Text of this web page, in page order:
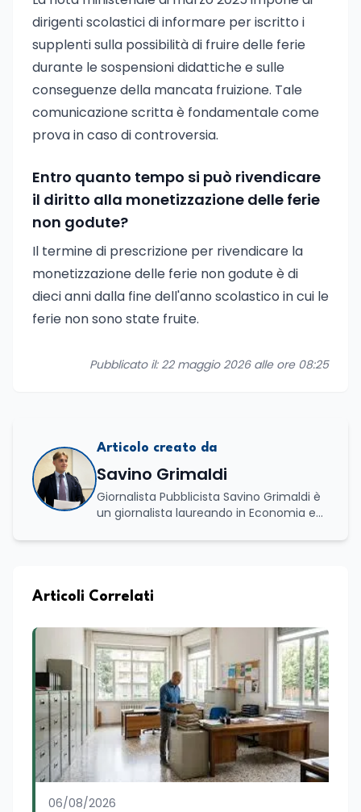
dirigenti scolastici di informare per iscritto i
supplenti sulla possibilità di fruire delle ferie
durante le sospensioni didattiche e sulle
conseguenze della mancata fruizione. Tale
comunicazione scritta è fondamentale come
prova in caso di controversia.
Entro quanto tempo si può rivendicare
il diritto alla monetizzazione delle ferie
non godute?
Il termine di prescrizione per rivendicare la
monetizzazione delle ferie non godute è di
dieci anni dalla fine dell'anno scolastico in cui le
ferie non sono state fruite.
Pubblicato il: 22 maggio 2026 alle ore 08:25
Articolo creato da
Savino Grimaldi
Giornalista Pubblicista Savino Grimaldi è
un giornalista laureando in Economia e
maturata nel settore della formazione.
professionale, distinguendosi per una
attive del lavoro e delle dinamiche che
legano istruzione, occupazione e
sviluppo delle competenze. Alla
preparazione economica e professionale
affianca una grande passione per la
lettura e per il giornalismo, che ne
arricchiscono il profilo umano e
culturale. Spazia con disinvoltura tra
diverse tematiche, offrendo sempre il
proprio punto di vista con equilibrio,
sensibilità e spirito critico.
Articoli Correlati
06/08/2026